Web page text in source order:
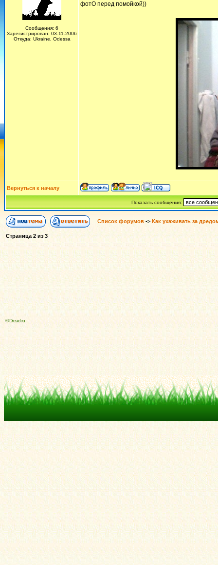
Сообщения: 6
Зарегистрирован: 03.11.2006
Откуда: Ukraine, Odessa
фотО перед помойкой))
Вернуться к началу
Показать сообщения:
Список форумов -> Как ухаживать за
Страница2 из3
© Dread.ru